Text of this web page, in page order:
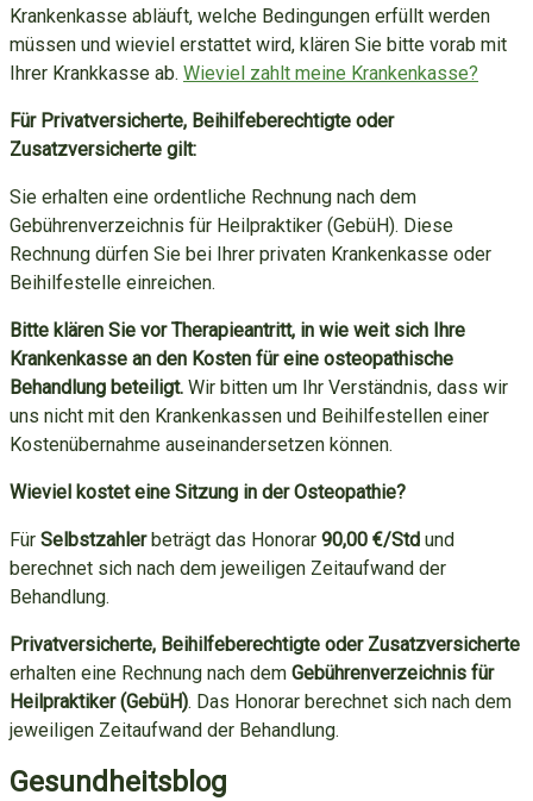
Krankenkasse abläuft, welche Bedingungen erfüllt werden
müssen und wieviel erstattet wird, klären Sie bitte vorab mit
Ihrer Krankkasse ab. Wieviel zahlt meine Krankenkasse?
Für Privatversicherte, Beihilfeberechtigte oder
Zusatzversicherte gilt:
Sie erhalten eine ordentliche Rechnung nach dem
Gebührenverzeichnis für Heilpraktiker (GebüH). Diese
Rechnung dürfen Sie bei Ihrer privaten Krankenkasse oder
Beihilfestelle einreichen.
Bitte klären Sie vor Therapieantritt, in wie weit sich Ihre
Krankenkasse an den Kosten für eine osteopathische
Behandlung beteiligt. Wir bitten um Ihr Verständnis, dass wir
uns nicht mit den Krankenkassen und Beihilfestellen einer
Kostenübernahme auseinandersetzen können.
Wieviel kostet eine Sitzung in der Osteopathie?
Für Selbstzahlerbeträgt das Honorar 90,00 €/Std und
berechnet sich nach dem jeweiligen Zeitaufwand der
Behandlung.
Privatversicherte, Beihilfeberechtigte oder Zusatzversicherte
erhalten eine Rechnung nach dem Gebührenverzeichnis für
Heilpraktiker (GebüH). Das Honorar berechnet sich nach dem
jeweiligen Zeitaufwand der Behandlung.
Gesundheitsblog